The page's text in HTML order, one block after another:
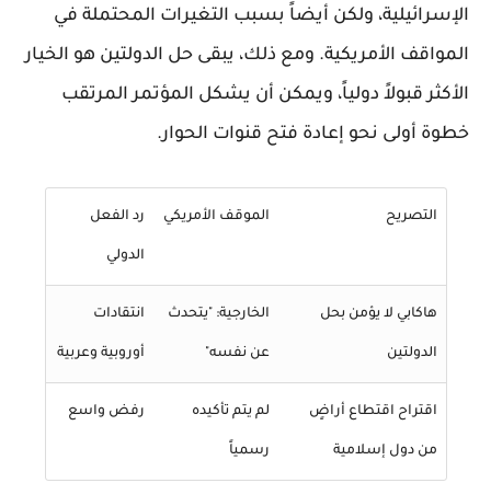
الإسرائيلية، ولكن أيضاً بسبب التغيرات المحتملة في
المواقف الأمريكية. ومع ذلك، يبقى حل الدولتين هو الخيار
الأكثر قبولاً دولياً، ويمكن أن يشكل المؤتمر المرتقب
خطوة أولى نحو إعادة فتح قنوات الحوار.
التصريح الموقف الأمريكي رد الفعل
الدولي
هاكابي لا يؤمن بحل
الدولتين
الخارجية: "يتحدث
عن نفسه"
انتقادات
أوروبية وعربية
اقتراح اقتطاع أراضٍ
من دول إسلامية
لم يتم تأكيده
رسمياً
رفض واسع